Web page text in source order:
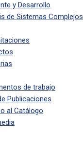
y Desarrollo
de Sistemas Complejos
de trabajo
Publicaciones
al Catálogo